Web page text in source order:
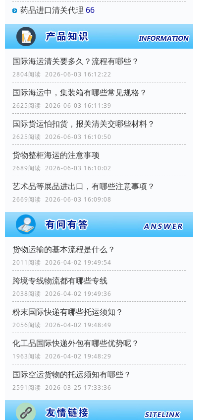
药品进口清关代理 66
国际海运清关要多久？流程有哪些？
2804阅读 2026-06-03 16:12:22
国际海运中，集装箱有哪些常见规格？
2625阅读 2026-06-03 16:11:39
国际货运怕扣货，报关清关交哪些材料？
2625阅读 2026-06-03 16:10:50
货物整柜海运的注意事项
2689阅读 2026-06-03 16:10:02
艺术品等展品进出口，有哪些注意事项？
2669阅读 2026-06-03 16:09:08
货物运输的基本流程是什么？
2011阅读 2026-04-02 19:49:54
跨境专线物流都有哪些专线
2038阅读 2026-04-02 19:49:36
粉末国际快递有哪些托运须知？
2056阅读 2026-04-02 19:48:49
化工品国际快递外包有哪些优势呢？
1963阅读 2026-04-02 19:48:29
国际空运货物的托运须知有哪些？
2591阅读 2026-03-25 17:33:36